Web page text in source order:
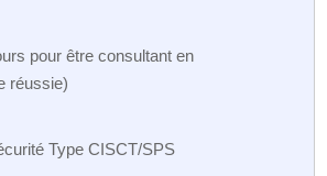
pour être consultant en
réussie)
Type CISCT/SPS